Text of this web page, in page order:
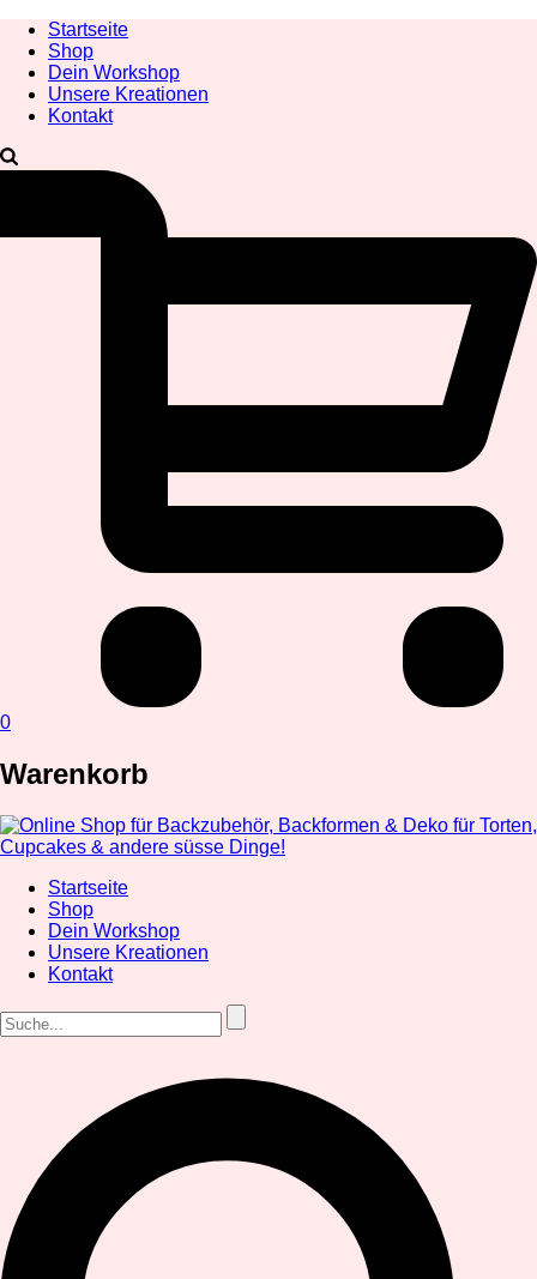
Startseite
Shop
Dein Workshop
Unsere Kreationen
Kontakt
0
Warenkorb
Startseite
Shop
Dein Workshop
Unsere Kreationen
Kontakt